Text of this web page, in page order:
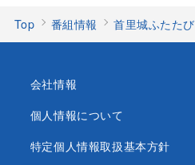
Top 番組情報 首里城ふたたび
会社情報
個人情報について
特定個人情報取扱基本方針